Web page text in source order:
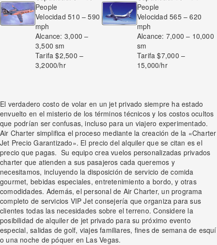
People
Velocidad 510 – 590
mph
Alcance: 3,000 –
3,500 sm
Tarifa $2,500 –
3,2000/hr
People
Velocidad 565 – 620
mph
Alcance: 7,000 – 10,000
sm
Tarifa $7,000 –
15,000/hr
El verdadero costo de volar en un jet privado siempre ha estado
envuelto en el misterio de los términos técnicos y los costos ocultos
que podrían ser confusas, incluso para un viajero experimentado.
Air Charter simplifica el proceso mediante la creación de la «Charter
Jet Precio Garantizado». El precio del alquiler que se citan es el
precio que pagas. Su equipo crea vuelos personalizadas privados
charter que atienden a sus pasajeros cada queremos y
necesitamos, incluyendo la disposición de servicio de comida
gourmet, bebidas especiales, entretenimiento a bordo, y otras
comodidades. Además, el personal de Air Charter, un programa
completo de servicios VIP Jet consejería que organiza para sus
clientes todas las necesidades sobre el terreno. Considere la
posibilidad de alquiler de jet privado para su próximo evento
especial, salidas de golf, viajes familiares, fines de semana de esquí
o una noche de póquer en Las Vegas.